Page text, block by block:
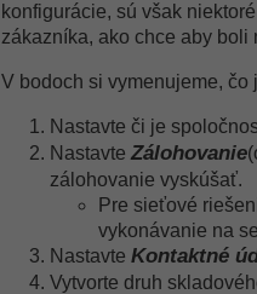
konfigurácie, sú však
zákazníka, ako chce aby boli
V bodoch si vymenujeme,
Nastavte či je
Nastavte Zálohovanie
zálohovanie vyskúšať.
Pre sieťové
vykonávanie na
Nastavte Kontaktné
Vytvorte druh